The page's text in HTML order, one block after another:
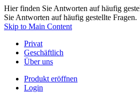
Hier finden Sie Antworten auf häufig
Sie Antworten auf häufig gestellte Fragen.
Skip to Main Content
Privat
Geschäftlich
Über uns
Produkt eröffnen
Login